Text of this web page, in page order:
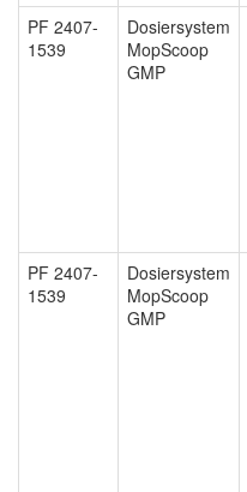
PF 2407-
1539
Dosiersystem
MopScoop
GMP
PF 2407-
1539
Dosiersystem
MopScoop
GMP